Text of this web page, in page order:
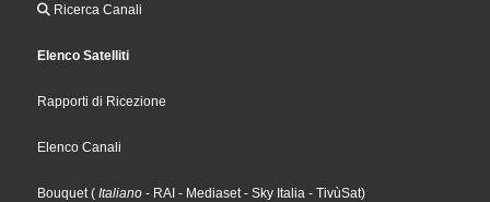
Ricerca Canali
Elenco Satelliti
Rapporti di Ricezione
Elenco Canali
Bouquet ( Italiano - RAI - Mediaset - Sky Italia - TivùSat)